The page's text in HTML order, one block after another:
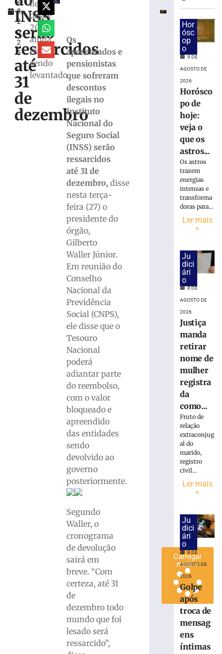
8,
2
0
2
5
INSS
serão
ressarcidos
até
31
de
dezembro
ilegais
desde
2019
ainda
está
sendo
levantado
Os
aposentados e
pensionistas
que sofreram
descontos
ilegais no
Instituto
Nacional do
Seguro Social
(INSS) serão
ressarcidos
até 31 de
dezembro,disse
nesta terça-
feira (27) o
presidente do
órgão,
Gilberto
Waller Júnior.
Em reunião do
Conselho
Nacional da
Previdência
Social (CNPS),
ele disse que o
Tesouro
Nacional
poderá
adiantar parte
do reembolso,
com o valor
bloqueado e
apreendido
das entidades
sendo
devolvido ao
governo
posteriormente.
Segundo
Waller, o
cronograma
de devolução
sairá em
breve. “Com
certeza, até 31
de
dezembro todo
mundo que foi
lesado será
ressarcido”,
superam
depósitos
bilhões
julho
agosto
inclui
honorários
Simples
agosto
Pronegócio:
AmpeBr
projeta
expectativas
positivas
para
rodada
Carregar
mais »
Hor
ósc
op
o
9 DE
AGOSTO DE
2026
Horósco
po de
hoje:
veja o
que os
astros...
Os astros
trazem
energias
intensas e
transforma
doras para...
Ler mais
»
Ju
dici
ári
o
8 DE
AGOSTO DE
2026
Justiça
manda
retirar
nome de
mulher
registra
da
como...
Fruto de
relação
extraconjug
al do
marido,
registro
civil...
Ler mais
»
Ju
dici
ári
o
8 DE
AGOSTO DE
2026
Golpe
após
troca de
mensag
ens
íntimas